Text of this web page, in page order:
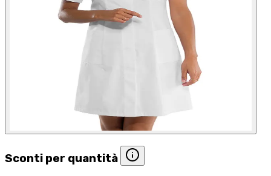
Sconti per quantità